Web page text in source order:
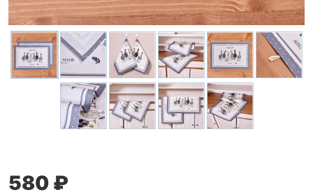
580 ₽